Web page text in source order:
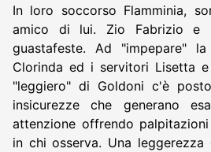
In loro soccorso Flamminia,
amico di lui. Zio Fabrizio e
guastafeste. Ad "impepare"
Clorinda ed i servitori Lisetta
"leggiero" di Goldoni c'è
insicurezze che generano
attenzione offrendo
in chi osserva. Una leggerezza